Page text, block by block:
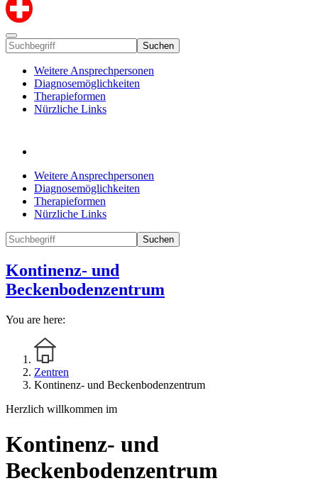
Suchen
Weitere Ansprechpersonen
Diagnosemöglichkeiten
Therapieformen
Nürzliche Links
Weitere Ansprechpersonen
Diagnosemöglichkeiten
Therapieformen
Nürzliche Links
Suchen
Kontinenz- und
Beckenbodenzentrum
You are here:
Zentren
Kontinenz- und Beckenbodenzentrum
Herzlich willkommen im
Kontinenz- und
Beckenbodenzentrum